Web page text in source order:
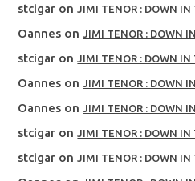
stcigar on JIMI TENOR : DOWN IN
Oannes on JIMI TENOR : DOWN
stcigar on JIMI TENOR : DOWN IN
Oannes on JIMI TENOR : DOWN
Oannes on JIMI TENOR : DOWN
stcigar on JIMI TENOR : DOWN IN
stcigar on JIMI TENOR : DOWN IN